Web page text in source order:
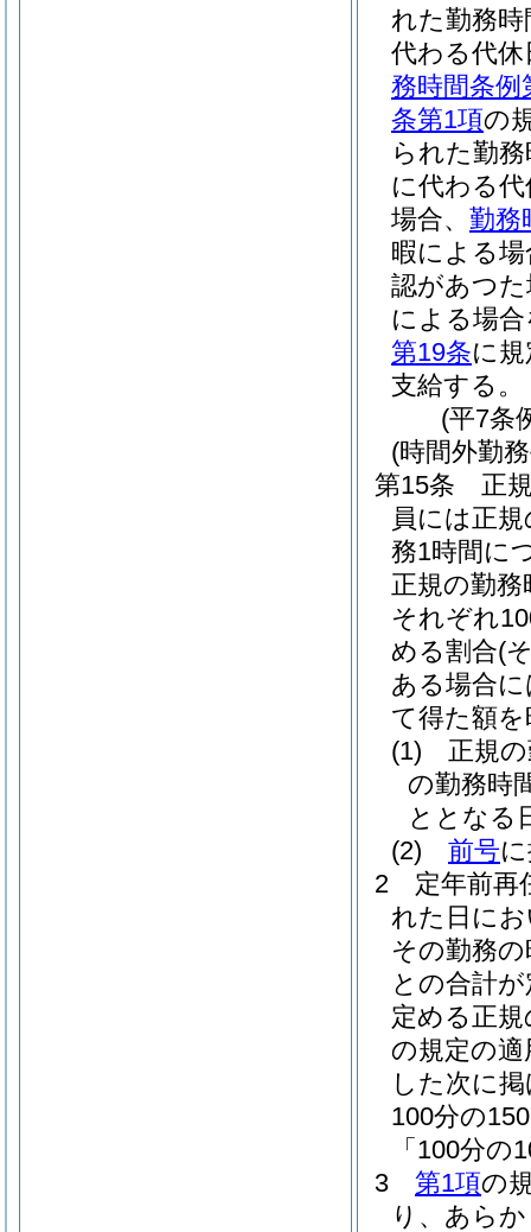
れた勤務
代わる代
務時間条例
条第1項の
られた勤
に代わる
場合、 勤務
暇による
認があつた
による場
第19条に
支給する。
(平7条
(時間外勤
第15条
正
員には正
務1時間に
正規の勤
それぞれ
める割合(
ある場合
て得た額
(1)
正規
の勤務時
ととなる
(2)
前号
2
定年前再
れた日に
その勤務
との合計
定める正
の規定の
した次に
100分の
「100分の
3
第1項の
り、あら